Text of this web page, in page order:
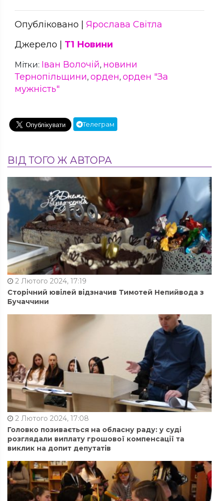
Опубліковано | Ярослава Світла
Джерело | Т1 Новини
Мітки: Іван Волочій, новини
Тернопільщини, орден, орден "За
мужність"
Телеграм
ВІД ТОГО Ж АВТОРА
2 Лютого 2024, 17:19
Сторічний ювілей відзначив Тимотей Непийвода з
Бучаччини
2 Лютого 2024, 17:08
Головко позивається на обласну раду: у суді
розглядали виплату грошової компенсації та
виклик на допит депутатів